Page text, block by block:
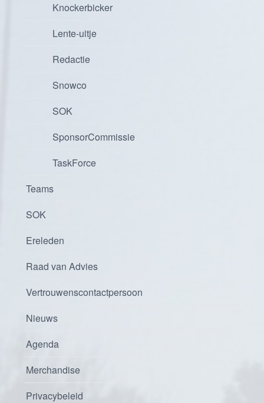
Knockerbicker
Lente-uitje
Redactie
Snowco
SOK
SponsorCommissie
TaskForce
Teams
SOK
Ereleden
Raad van Advies
Vertrouwenscontactpersoon
Nieuws
Agenda
Merchandise
Privacybeleid